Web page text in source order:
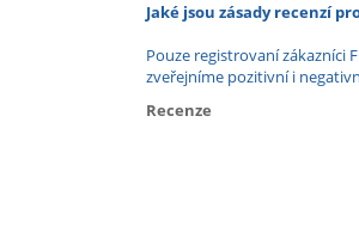
Jaké jsou zásady recenzí
Pouze registrovaní zákazníci
zveřejníme pozitivní i
Recenze